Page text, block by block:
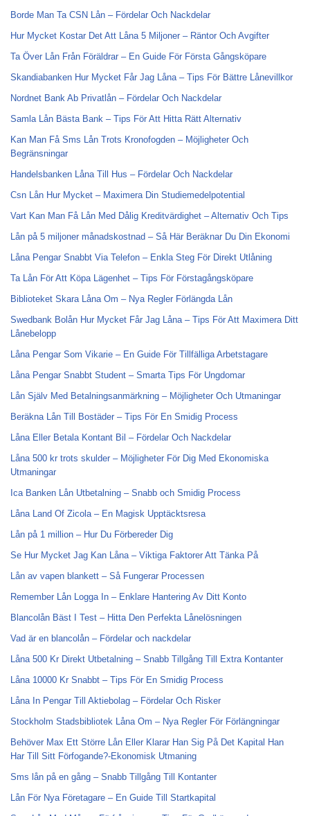
Borde Man Ta CSN Lån – Fördelar Och Nackdelar
Hur Mycket Kostar Det Att Låna 5 Miljoner – Räntor Och Avgifter
Ta Över Lån Från Föräldrar – En Guide För Första Gångsköpare
Skandiabanken Hur Mycket Får Jag Låna – Tips För Bättre Lånevillkor
Nordnet Bank Ab Privatlån – Fördelar Och Nackdelar
Samla Lån Bästa Bank – Tips För Att Hitta Rätt Alternativ
Kan Man Få Sms Lån Trots Kronofogden – Möjligheter Och
Begränsningar
Handelsbanken Låna Till Hus – Fördelar Och Nackdelar
Csn Lån Hur Mycket – Maximera Din Studiemedelpotential
Vart Kan Man Få Lån Med Dålig Kreditvärdighet – Alternativ Och Tips
Lån på 5 miljoner månadskostnad – Så Här Beräknar Du Din Ekonomi
Låna Pengar Snabbt Via Telefon – Enkla Steg För Direkt Utlåning
Ta Lån För Att Köpa Lägenhet – Tips För Förstagångsköpare
Biblioteket Skara Låna Om – Nya Regler Förlängda Lån
Swedbank Bolån Hur Mycket Får Jag Låna – Tips För Att Maximera Ditt
Lånebelopp
Låna Pengar Som Vikarie – En Guide För Tillfälliga Arbetstagare
Låna Pengar Snabbt Student – Smarta Tips För Ungdomar
Lån Själv Med Betalningsanmärkning – Möjligheter Och Utmaningar
Beräkna Lån Till Bostäder – Tips För En Smidig Process
Låna Eller Betala Kontant Bil – Fördelar Och Nackdelar
Låna 500 kr trots skulder – Möjligheter För Dig Med Ekonomiska
Utmaningar
Ica Banken Lån Utbetalning – Snabb och Smidig Process
Låna Land Of Zicola – En Magisk Upptäcktsresa
Lån på 1 million – Hur Du Förbereder Dig
Se Hur Mycket Jag Kan Låna – Viktiga Faktorer Att Tänka På
Lån av vapen blankett – Så Fungerar Processen
Remember Lån Logga In – Enklare Hantering Av Ditt Konto
Blancolån Bäst I Test – Hitta Den Perfekta Lånelösningen
Vad är en blancolån – Fördelar och nackdelar
Låna 500 Kr Direkt Utbetalning – Snabb Tillgång Till Extra Kontanter
Låna 10000 Kr Snabbt – Tips För En Smidig Process
Låna In Pengar Till Aktiebolag – Fördelar Och Risker
Stockholm Stadsbibliotek Låna Om – Nya Regler För Förlängningar
Behöver Max Ett Större Lån Eller Klarar Han Sig På Det Kapital Han
Har Till Sitt Förfogande?-Ekonomisk Utmaning
Sms lån på en gång – Snabb Tillgång Till Kontanter
Lån För Nya Företagare – En Guide Till Startkapital